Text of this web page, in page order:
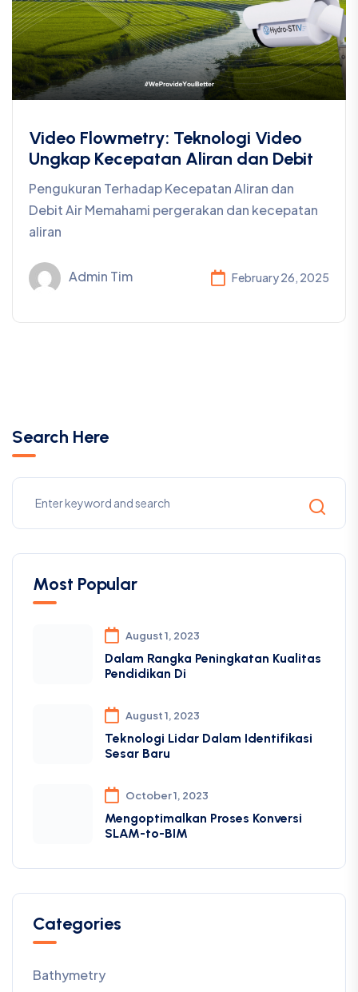
Video Flowmetry: Teknologi Video
Ungkap Kecepatan Aliran dan Debit
Pengukuran Terhadap Kecepatan Aliran dan
Debit Air Memahami pergerakan dan kecepatan
aliran
Admin Tim February 26, 2025
Search Here
Most Popular
August 1, 2023
Dalam Rangka Peningkatan Kualitas
Pendidikan Di
August 1, 2023
Teknologi Lidar Dalam Identifikasi
Sesar Baru
October 1, 2023
Mengoptimalkan Proses Konversi
SLAM-to-BIM
Categories
Bathymetry